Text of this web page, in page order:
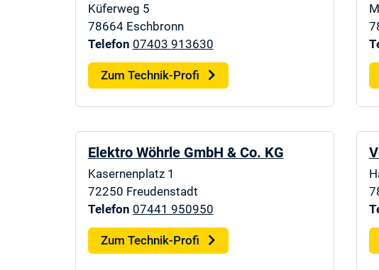
Küferweg 5
78664 Eschbronn
Telefon 07403 913630
Zum Technik-Profi
Elektro Wöhrle GmbH & Co. KG
Kasernenplatz 1
72250 Freudenstadt
Telefon 07441 950950
Zum Technik-Profi